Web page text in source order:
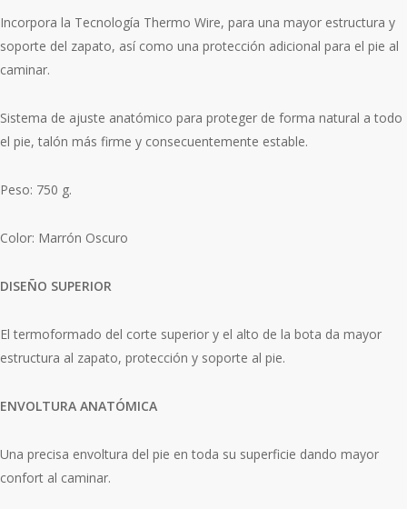
Incorpora la Tecnología Thermo Wire, para una mayor estructura y
soporte del zapato, así como una protección adicional para el pie al
caminar.
Sistema de ajuste anatómico para proteger de forma natural a todo
el pie, talón más firme y consecuentemente estable.
Peso: 750 g.
Color: Marrón Oscuro
DISEÑO SUPERIOR
El termoformado del corte superior y el alto de la bota da mayor
estructura al zapato, protección y soporte al pie.
ENVOLTURA ANATÓMICA
Una precisa envoltura del pie en toda su superficie dando mayor
confort al caminar.